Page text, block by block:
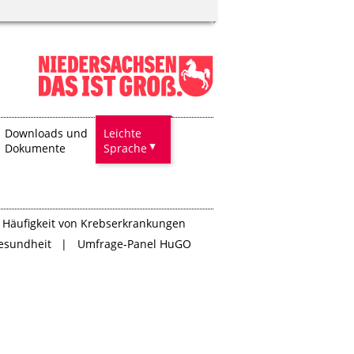
Downloads und
Dokumente
Leichte
Sprache
Häufigkeit von Krebserkrankungen
Umfrage-Panel HuGO